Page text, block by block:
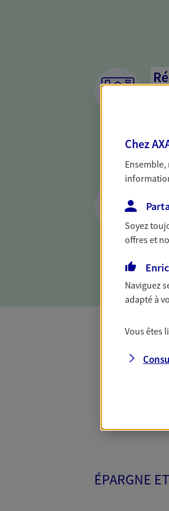
et
ÉPARGNE
Chez
Soyez
offres et
Naviguez
adapté à
Vous êtes